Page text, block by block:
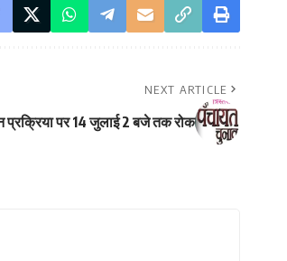
NEXT ARTICLE
पर 14 जुलाई 2 बजे तक रोक